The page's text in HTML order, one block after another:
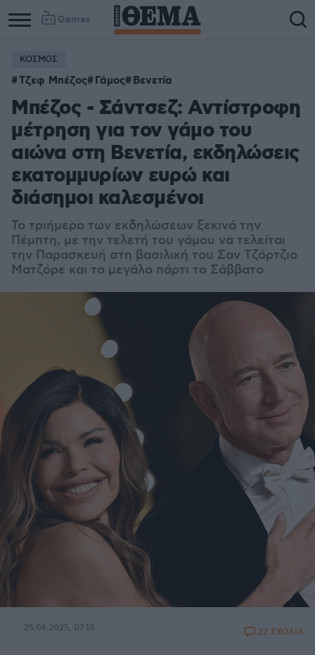
Games
ΚΟΣΜΟΣ
Τζεφ Μπέζος Γάμος Βενετία
Μπέζος - Σάντσεζ: Αντίστροφη
μέτρηση για τον γάμο του
αιώνα στη Βενετία, εκδηλώσεις
εκατομμυρίων ευρώ και
διάσημοι καλεσμένοι
Το τριήμερο των εκδηλώσεων ξεκινά την
Πέμπτη, με την τελετή του γάμου να τελείται
την Παρασκευή στη βασιλική του Σαν Τζόρτζιο
Ματζόρε και το μεγάλο πάρτι το Σάββατο
25.06.2025, 07:18 22 ΣΧΟΛΙΑ